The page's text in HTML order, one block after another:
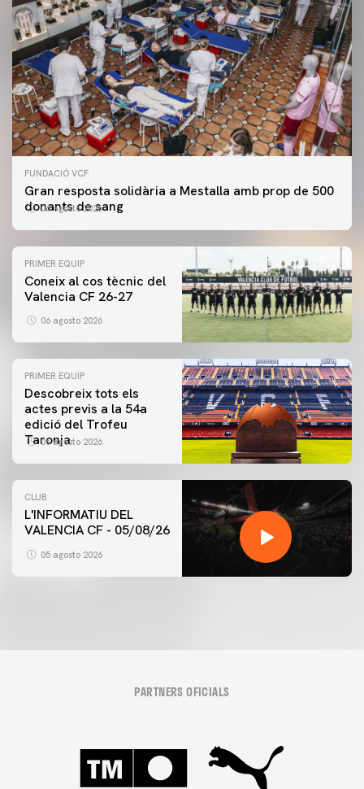
FUNDACIÓ VCF
Gran resposta solidària a Mestalla amb prop de 500
donants de sang
06 agosto 2026
PRIMER EQUIP
Coneix al cos tècnic del
Valencia CF 26-27
06 agosto 2026
PRIMER EQUIP
Descobreix tots els
actes previs a la 54a
edició del Trofeu
Taronja
06 agosto 2026
CLUB
L'INFORMATIU DEL
VALENCIA CF - 05/08/26
05 agosto 2026
PARTNERS OFICIALS